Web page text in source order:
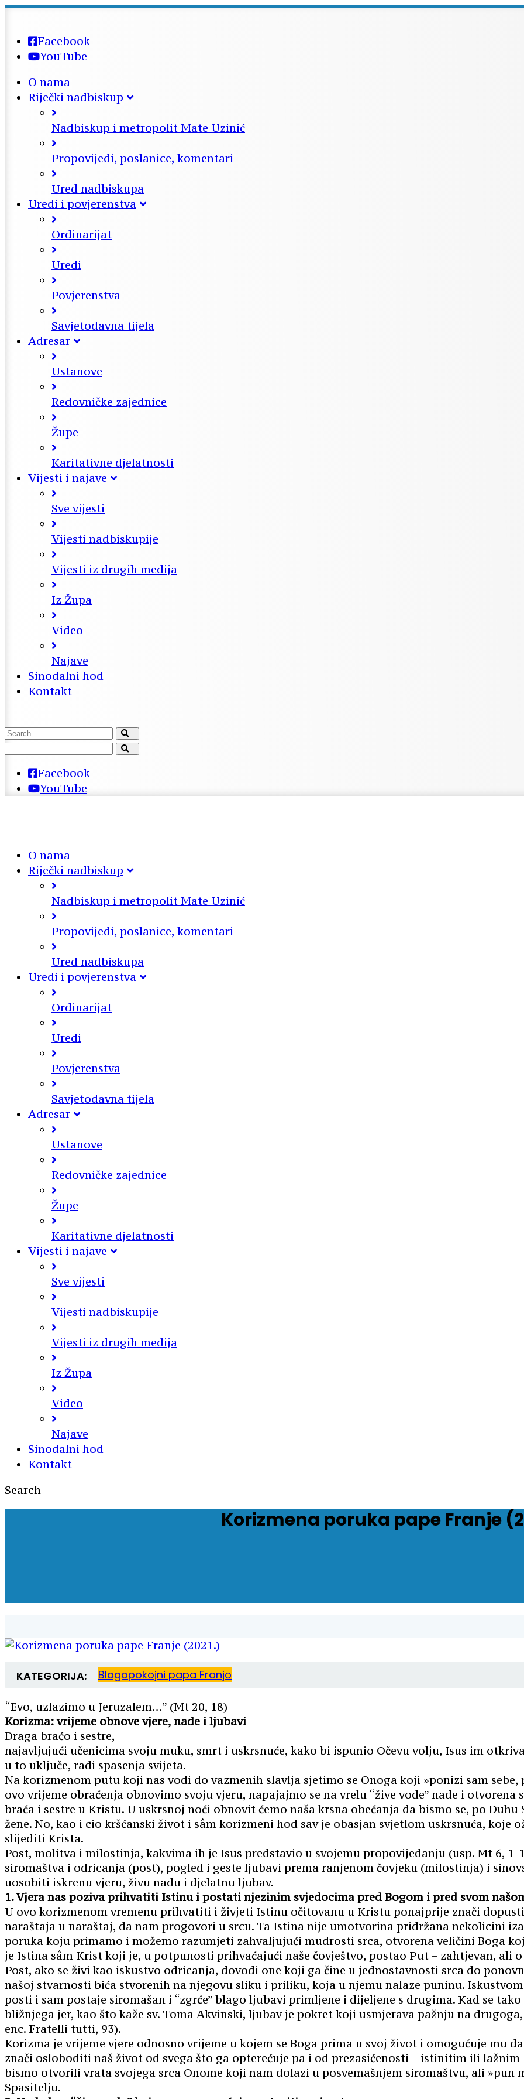
Facebook
YouTube
O nama
Riječki nadbiskup
Nadbiskup i metropolit Mate Uzinić
Propovijedi, poslanice, komentari
Ured nadbiskupa
Uredi i povjerenstva
Ordinarijat
Uredi
Povjerenstva
Savjetodavna tijela
Adresar
Ustanove
Redovničke zajednice
Župe
Karitativne djelatnosti
Vijesti i najave
Sve vijesti
Vijesti nadbiskupije
Vijesti iz drugih medija
Iz Župa
Video
Najave
Sinodalni hod
Kontakt
Facebook
YouTube
O nama
Riječki nadbiskup
Nadbiskup i metropolit Mate Uzinić
Propovijedi, poslanice, komentari
Ured nadbiskupa
Uredi i povjerenstva
Ordinarijat
Uredi
Povjerenstva
Savjetodavna tijela
Adresar
Ustanove
Redovničke zajednice
Župe
Karitativne djelatnosti
Vijesti i najave
Sve vijesti
Vijesti nadbiskupije
Vijesti iz drugih medija
Iz Župa
Video
Najave
Sinodalni hod
Kontakt
Search
Korizmena poruka pape Franje
KATEGORIJA: Blagopokojni papa Franjo
“Evo, uzlazimo u Jeruzalem…” (Mt 20, 18)
Korizma: vrijeme obnove vjere, nade i ljubavi
Draga braćo i sestre,
najavljujući učenicima svoju muku, smrt i uskrsnuće, kako bi ispunio Očevu volju, Isus im
u to uključe, radi spasenja svijeta.
Na korizmenom putu koji nas vodi do vazmenih slavlja sjetimo se Onoga koji »ponizi sam
ovo vrijeme obraćenja obnovimo svoju vjeru, napajajmo se na vrelu “žive vode” nade i
braća i sestre u Kristu. U uskrsnoj noći obnovit ćemo naša krsna obećanja da bismo se, po
žene. No, kao i cio kršćanski život i sâm korizmeni hod sav je obasjan svjetlom uskrsnuća, koje
slijediti Krista.
Post, molitva i milostinja, kakvima ih je Isus predstavio u svojemu propovijedanju (usp. Mt 6, 1-
siromaštva i odricanja (post), pogled i geste ljubavi prema ranjenom čovjeku (milostinja) i
uosobiti iskrenu vjeru, živu nadu i djelatnu ljubav.
1. Vjera nas poziva prihvatiti Istinu i postati njezinim svjedocima pred Bogom i pred svom
U ovo korizmenom vremenu prihvatiti i živjeti Istinu očitovanu u Kristu ponajprije znači
naraštaja u naraštaj, da nam progovori u srcu. Ta Istina nije umotvorina pridržana nekolicini
poruka koju primamo i možemo razumjeti zahvaljujući mudrosti srca, otvorena veličini Boga
je Istina sâm Krist koji je, u potpunosti prihvaćajući naše čovještvo, postao Put – zahtjevan, ali
Post, ako se živi kao iskustvo odricanja, dovodi one koji ga čine u jednostavnosti srca do
našoj stvarnosti bića stvorenih na njegovu sliku i priliku, koja u njemu nalaze puninu.
posti i sam postaje siromašan i “zgrće” blago ljubavi primljene i dijeljene s drugima. Kad se
bližnjega jer, kao što kaže sv. Toma Akvinski, ljubav je pokret koji usmjerava pažnju na
enc. Fratelli tutti, 93).
Korizma je vrijeme vjere odnosno vrijeme u kojem se Boga prima u svoj život i omogućuje mu
znači osloboditi naš život od svega što ga opterećuje pa i od prezasićenosti – istinitim ili
bismo otvorili vrata svojega srca Onome koji nam dolazi u posvemašnjem siromaštvu, ali »pun
Spasitelju.